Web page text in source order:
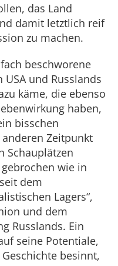
das Land
damit letztlich reif
zu machen.
beschworene
USA und Russlands
käme, die ebenso
haben,
bisschen
Zeitpunkt
Schauplätzen
wie in
dem
Lagers“,
und dem
Russlands. Ein
seine Potentiale,
besinnt,